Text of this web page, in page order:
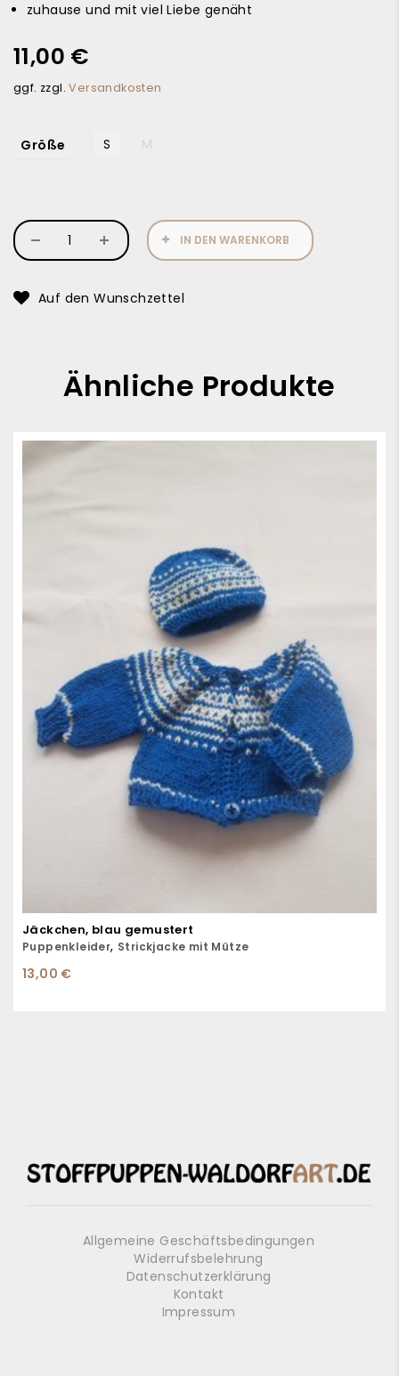
zuhause und mit viel Liebe genäht
11,00 €
ggf. zzgl.Versandkosten
Größe S M
IN DEN WARENKORB
Auf den Wunschzettel
Ähnliche Produkte
Jäckchen, blau gemustert
Puppenkleider, Strickjacke mit Mütze
13,00 €
Allgemeine Geschäftsbedingungen
Widerrufsbelehrung
Datenschutzerklärung
Kontakt
Impressum